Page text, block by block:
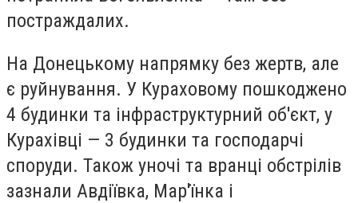
постраждалих.
На Донецькому напрямку без жертв, але
є руйнування. У Кураховому пошкоджено
4 будинки та інфраструктурний об'єкт, у
Курахівці — 3 будинки та господарчі
споруди. Також уночі та вранці обстрілів
зазнали Авдіївка, Мар'їнка і